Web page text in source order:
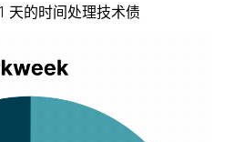
天的时间处理技术债